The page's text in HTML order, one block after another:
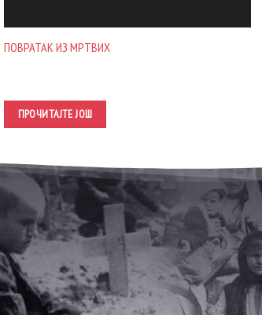
ПОВРАТАК ИЗ МРТВИХ
ПРОЧИТАЈТЕ ЈОШ